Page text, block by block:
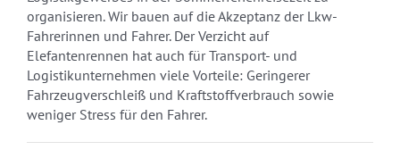
organisieren. Wir bauen auf die Akzeptanz der Lkw-
Fahrerinnen und Fahrer. Der Verzicht auf
Elefantenrennen hat auch für Transport- und
Logistikunternehmen viele Vorteile: Geringerer
Fahrzeugverschleiß und Kraftstoffverbrauch sowie
weniger Stress für den Fahrer.